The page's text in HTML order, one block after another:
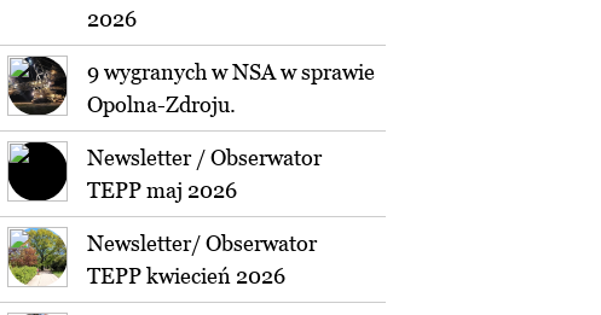
2026
9 wygranych w NSA w sprawie
Opolna-Zdroju.
Newsletter / Obserwator
TEPP maj 2026
Newsletter/ Obserwator
TEPP kwiecień 2026